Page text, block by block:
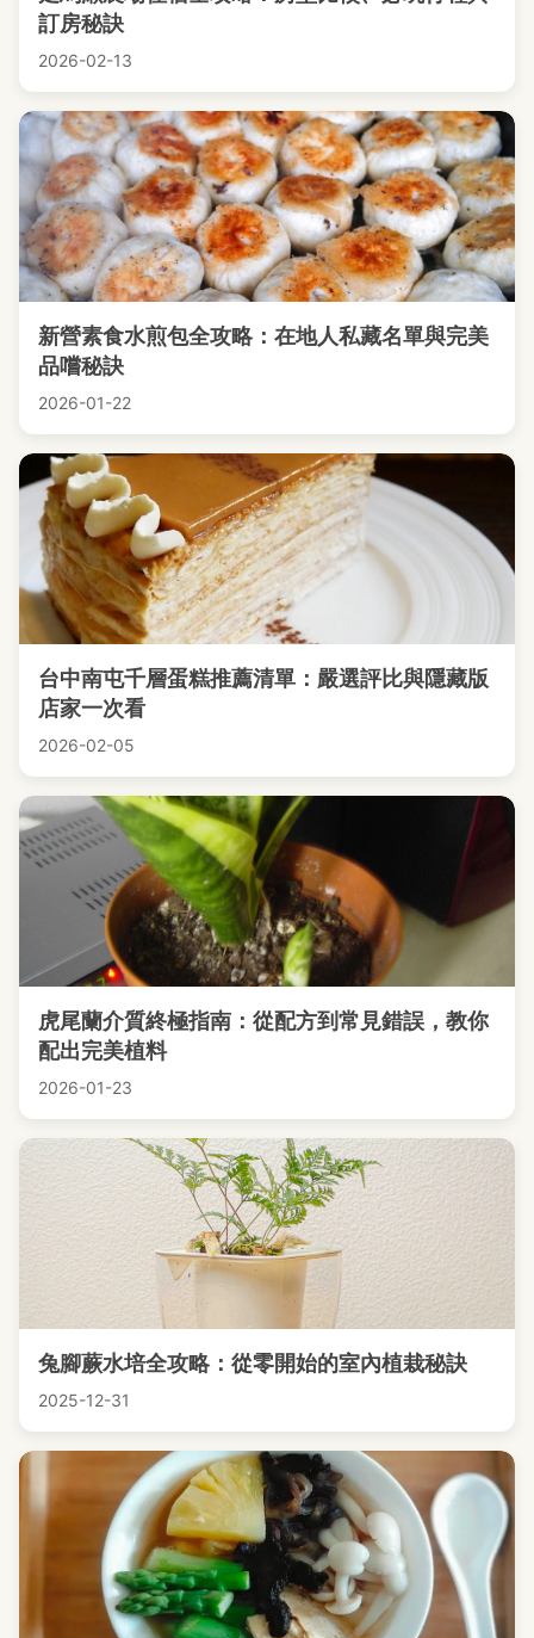
訂房秘訣
2026-02-13
新營素食水煎包全攻略：在地人私藏名單與完美
品嚐秘訣
2026-01-22
台中南屯千層蛋糕推薦清單：嚴選評比與隱藏版
店家一次看
2026-02-05
虎尾蘭介質終極指南：從配方到常見錯誤，教你
配出完美植料
2026-01-23
兔腳蕨水培全攻略：從零開始的室內植栽秘訣
2025-12-31